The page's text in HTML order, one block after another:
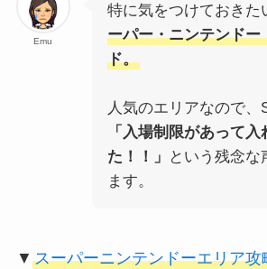
Emu
特に気をつけておきた
ーパー・ニンテンドー
ド。
人気のエリアなので、
「入場制限があって入
た！！」
という残念な
ます。
▼ スーパーニンテンドーエリア攻